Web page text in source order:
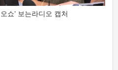
쇼’ 보는라디오 캡처